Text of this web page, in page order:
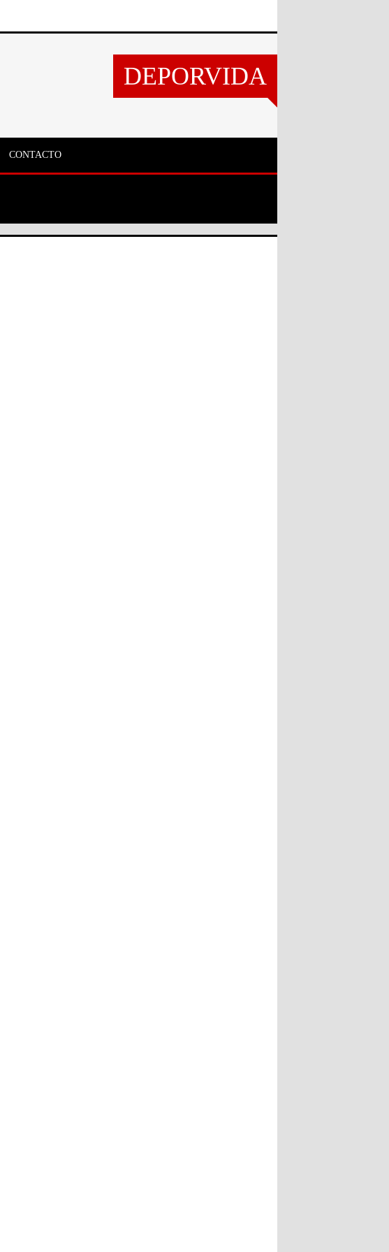
DEPORVIDA
CONTACTO